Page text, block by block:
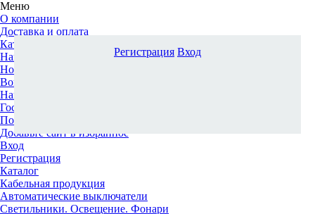
Меню
О компании
Доставка и оплата
Каталог
Наши офисы
Новости и новинки
Вопрос-ответ
Наша команда
Гос. заказчикам
Поставщикам
Добавьте сайт в избранное
Вход
Регистрация
Каталог
Кабельная продукция
Автоматические выключатели
Светильники. Освещение. Фонари
Регистрация Вход